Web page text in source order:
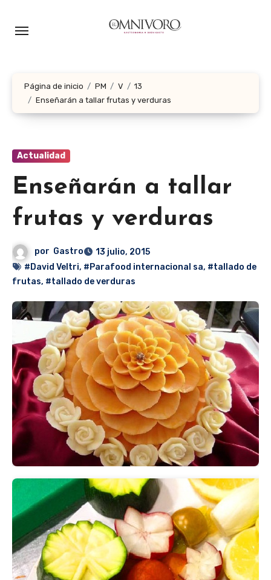
Página de inicio PM V
13
Enseñarán a tallar frutas y verduras
Actualidad
Enseñarán a tallar
frutas y verduras
por Gastro
13 julio, 2015
#David Veltri, #Parafood internacional sa, #tallado de
frutas, #tallado de verduras